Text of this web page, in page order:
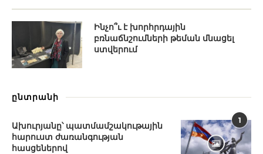
Ինչո՞ւ է խորհրդային
բռնաճնշումների թեման մնացել
ստվերում
ընտրանի
1
Ախուրյանը՝ պատմամշակութային
հարուստ ժառանգության
հասցեներով